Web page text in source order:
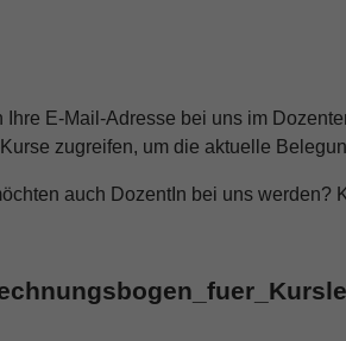
Ihre E-Mail-Adresse bei uns im
zugreifen, um die aktuelle
auch DozentIn bei uns werden?